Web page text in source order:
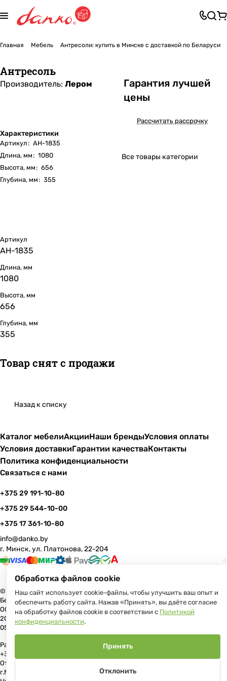
Главная Мебель Антресоли: купить в Минске с доставкой по Беларуси
Антресоль
Производитель: Лером
Характеристики
Артикул: АН-1835
Длина, мм: 1080
Высота, мм: 656
Глубина, мм: 355
Гарантия лучшей
цены
Рассчитать рассрочку
Все товары категории
Артикул
АН-1835
Длина, мм
1080
Высота, мм
656
Глубина, мм
355
Товар снят с продажи
Назад к списку
Каталог мебелиАкцииНаши брендыУсловия оплаты
Условия доставкиГарантии качестваКонтакты
Политика конфиденциальности
Связаться с нами
+375 29 191-10-80
+375 29 544-10-00
+375 17 361-10-80
info@danko.by
г. Минск, ул. Платонова, 22-204
© 2026 Данко Бай: качественная мебель с оперативной доставкой по
Беларуси
ООО «Гранд Парк», юр.адрес: 220005, Минск, ул. Платонова, 22, пом.
204 В торговом реестре с 17 июля 2013 г. Регистрация №191081534,
05.11.2008, Мингорисполком.
Рассмотрение обращений потребителей, телефон +375 (17) 361-10-80,
+375 (29) 191-10-80, +375 (29) 544-10-00, e-mail: info@danko.by
Отдел торговли и услуг Администрации Первомайского района
г.Минска: тел. +375(17)215-14-65, Начальник отдела: Жакович Юлия
Обработка файлов cookie
Наш сайт использует cookie-файлы, чтобы улучшить ваш опыт и
обеспечить работу сайта. Нажав «Принять», вы даёте согласие
на обработку файлов cookie в соответствии с Политикой
конфиденциальности.
Отклонить
Принять